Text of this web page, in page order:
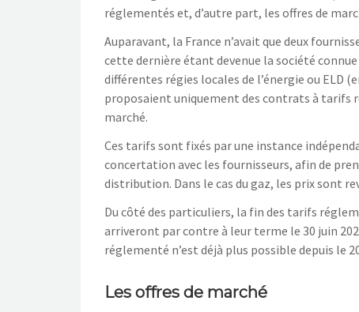
réglementés et, d’autre part, les offres de
Auparavant, la France n’avait que deux
cette dernière étant devenue la société
différentes régies locales de l’énergie ou
proposaient uniquement des contrats à tarifs
marché.
Ces tarifs sont fixés par une instance
concertation avec les fournisseurs, afin de
distribution. Dans le cas du gaz, les prix sont
Du côté des particuliers, la fin des tarifs
arriveront par contre à leur terme le 30 juin
réglementé n’est déjà plus possible depuis le
Les offres de marché